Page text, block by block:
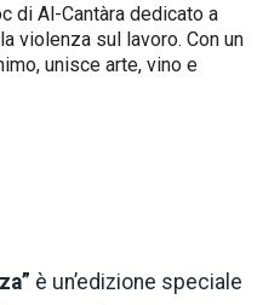
di Al-Cantàra dedicato a
violenza sul lavoro. Con un
unisce arte, vino e
è un’edizione speciale